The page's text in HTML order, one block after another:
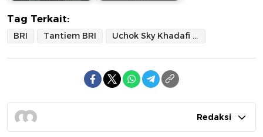
Tag Terkait:
BRI Tantiem BRI Uchok Sky Khadafi (CBA)
Redaksi